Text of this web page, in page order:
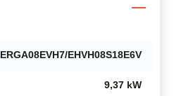
ERGA08EVH7/EHVH08S18E6V
9,37 kW